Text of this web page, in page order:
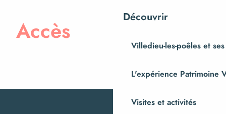
Découvrir
Villedieu-les-poêles et
L'expérience Patrimoine
Visites et activités
Accès